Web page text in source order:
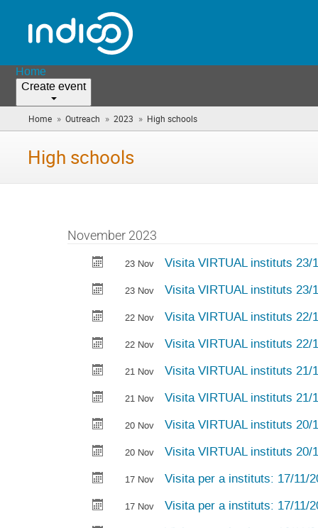
Home
Create event
Home » Outreach » 2023 » High schools
are
High schools
November 2023
23 Nov Visita VIRTUAL instituts 23/
23 Nov Visita VIRTUAL instituts 23/
22 Nov Visita VIRTUAL instituts 22/
22 Nov Visita VIRTUAL instituts 22/
21 Nov Visita VIRTUAL instituts 21/
21 Nov Visita VIRTUAL instituts 21/
20 Nov Visita VIRTUAL instituts 20/
20 Nov Visita VIRTUAL instituts 20/
17 Nov Visita per a instituts: 17/11/
17 Nov Visita per a instituts: 17/11/